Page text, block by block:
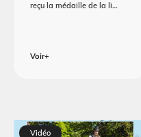
reçu la médaille de la li…
Voir+
Vidéo